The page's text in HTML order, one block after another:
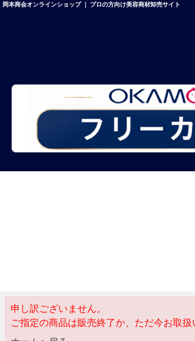
岡本商会オンラインショップ ｜ プロの方向け美容商材卸売サイト
申し訳ございません。
ご指定の商品は販売終了か、ただ今お取扱